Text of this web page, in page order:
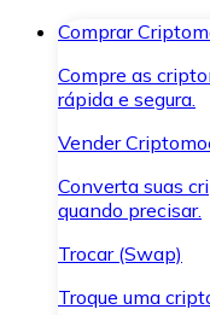
Comprar
Compre as
rápida e segura.
Vender
Converta suas
quando precisar.
Trocar (Swap)
Troque uma